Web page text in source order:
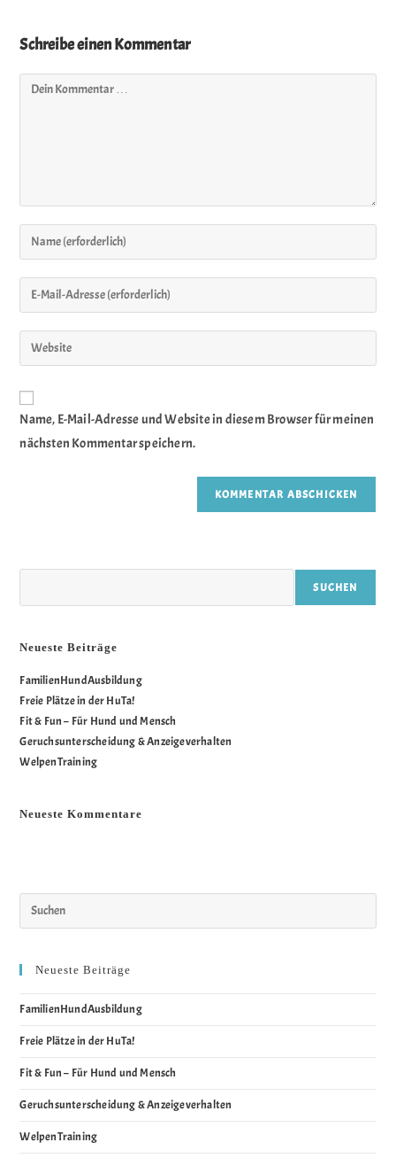
Schreibe einen Kommentar
Name, E-Mail-Adresse und Website in diesem Browser für meinen
nächsten Kommentar speichern.
SUCHEN
Neueste Beiträge
FamilienHundAusbildung
Freie Plätze in der HuTa!
Fit & Fun – Für Hund und Mensch
Geruchsunterscheidung & Anzeigeverhalten
WelpenTraining
Neueste Kommentare
Neueste Beiträge
FamilienHundAusbildung
Freie Plätze in der HuTa!
Fit & Fun – Für Hund und Mensch
Geruchsunterscheidung & Anzeigeverhalten
WelpenTraining